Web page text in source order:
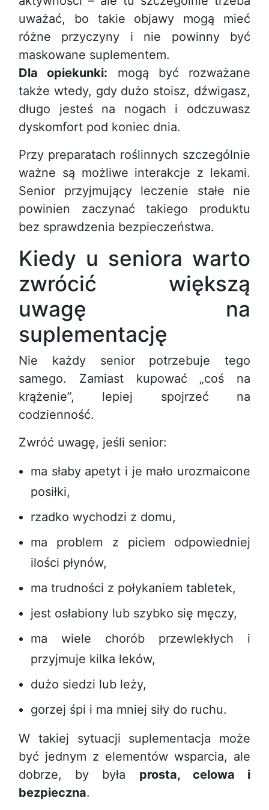
uważać, bo takie objawy mogą mieć
różne przyczyny i nie powinny być
maskowane suplementem.
Dla opiekunki: mogą być rozważane
także wtedy, gdy dużo stoisz, dźwigasz,
długo jesteś na nogach i odczuwasz
dyskomfort pod koniec dnia.
Przy preparatach roślinnych szczególnie
ważne są możliwe interakcje z lekami.
Senior przyjmujący leczenie stałe nie
powinien zaczynać takiego produktu
bez sprawdzenia bezpieczeństwa.
Kiedy u seniora warto
zwrócić większą
uwagę na
suplementację
Nie każdy senior potrzebuje tego
samego. Zamiast kupować „coś na
krążenie”, lepiej spojrzeć na
codzienność.
Zwróć uwagę, jeśli senior:
ma słaby apetyt i je mało urozmaicone
posiłki,
rzadko wychodzi z domu,
ma problem z piciem odpowiedniej
ilości płynów,
ma trudności z połykaniem tabletek,
jest osłabiony lub szybko się męczy,
ma wiele chorób przewlekłych i
przyjmuje kilka leków,
dużo siedzi lub leży,
gorzej śpi i ma mniej siły do ruchu.
W takiej sytuacji suplementacja może
być jednym z elementów wsparcia, ale
dobrze, by była prosta, celowa i
bezpieczna.